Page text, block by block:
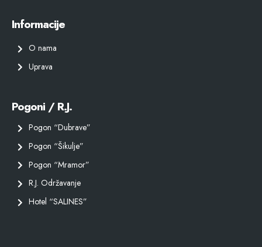
Informacije
O nama
Uprava
Pogoni / R.J.
Pogon “Dubrave”
Pogon “Šikulje”
Pogon “Mramor”
R.J. Održavanje
Hotel “SALINES”